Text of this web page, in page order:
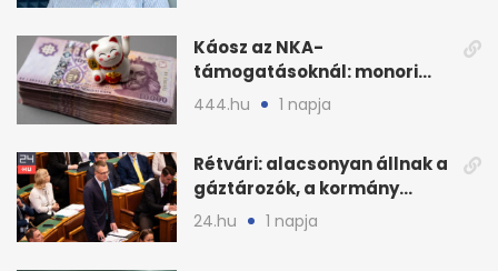
Káosz az NKA-
támogatásoknál: monori
civilek elszámolásai és
444.hu 1 napja
Rétvári: alacsonyan állnak a
gáztározók, a kormány
válságról válságra jut
24.hu 1 napja